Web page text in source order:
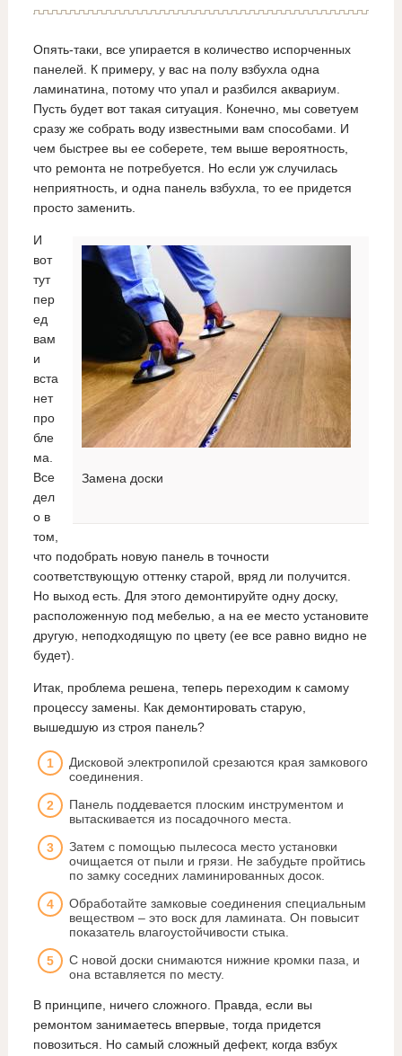
Опять-таки, все упирается в количество испорченных
панелей. К примеру, у вас на полу взбухла одна
ламинатина, потому что упал и разбился аквариум.
Пусть будет вот такая ситуация. Конечно, мы советуем
сразу же собрать воду известными вам способами. И
чем быстрее вы ее соберете, тем выше вероятность,
что ремонта не потребуется. Но если уж случилась
неприятность, и одна панель взбухла, то ее придется
просто заменить.
Замена доски
И
вот
тут
пер
ед
вам
и
вста
нет
про
бле
ма.
Все
дел
о в
том,
что подобрать новую панель в точности
соответствующую оттенку старой, вряд ли получится.
Но выход есть. Для этого демонтируйте одну доску,
расположенную под мебелью, а на ее место установите
другую, неподходящую по цвету (ее все равно видно не
будет).
Итак, проблема решена, теперь переходим к самому
процессу замены. Как демонтировать старую,
вышедшую из строя панель?
Дисковой электропилой срезаются края замкового
соединения.
Панель поддевается плоским инструментом и
вытаскивается из посадочного места.
Затем с помощью пылесоса место установки
очищается от пыли и грязи. Не забудьте пройтись
по замку соседних ламинированных досок.
Обработайте замковые соединения специальным
веществом – это воск для ламината. Он повысит
показатель влагоустойчивости стыка.
С новой доски снимаются нижние кромки паза, и
она вставляется по месту.
В принципе, ничего сложного. Правда, если вы
ремонтом занимаетесь впервые, тогда придется
повозиться. Но самый сложный дефект, когда взбух